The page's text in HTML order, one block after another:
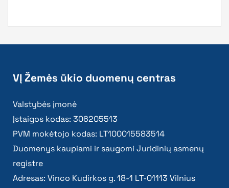
VĮ Žemės ūkio duomenų centras
Valstybės įmonė
Įstaigos kodas: 306205513
PVM mokėtojo kodas: LT100015583514
Duomenys kaupiami ir saugomi Juridinių asmenų
registre
Adresas: Vinco Kudirkos g. 18-1 LT-01113 Vilnius